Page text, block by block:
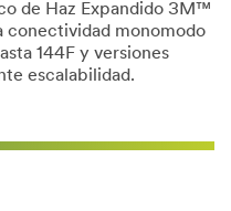
de Haz Expandido 3M™
conectividad monomodo
144F y versiones
escalabilidad.